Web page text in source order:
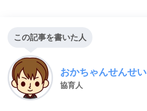
この記事を書いた人
おかちゃんせんせい
協育人